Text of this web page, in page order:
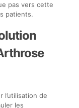
pas vers cette
patients.
l’utilisation de
les